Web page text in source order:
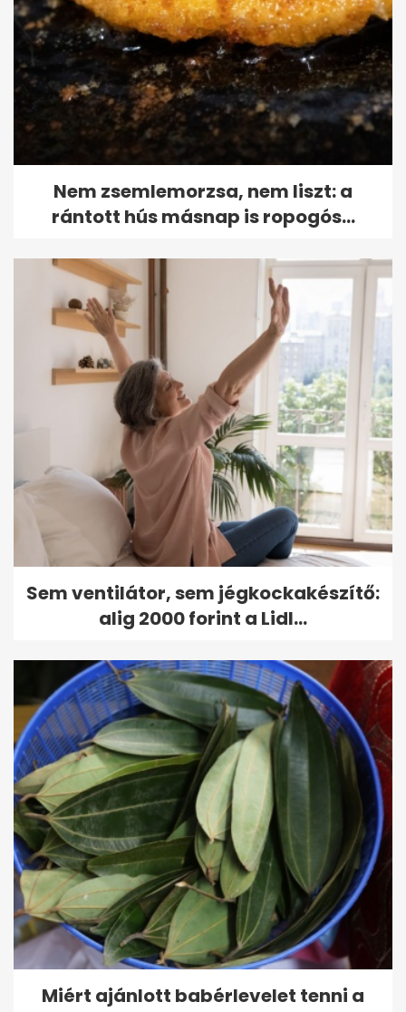
Nem zsemlemorzsa, nem liszt: a
rántott hús másnap is ropogós...
Sem ventilátor, sem jégkockakészítő:
alig 2000 forint a Lidl...
Miért ajánlott babérlevelet tenni a